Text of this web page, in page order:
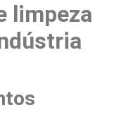
limpeza